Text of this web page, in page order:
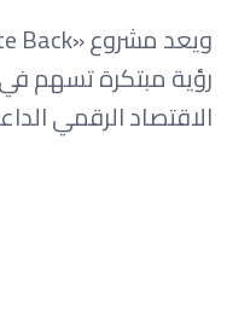
رؤية مبتكرة تسهم
الاقتصاد الرقمي